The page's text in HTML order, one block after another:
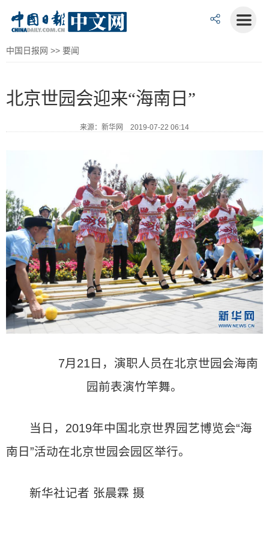
中国日报网 >> 要闻
北京世园会迎来“海南日”
来源：新华网 2019-07-22 06:14
7月21日，演职人员在北京世园会海南
园前表演竹竿舞。
当日，2019年中国北京世界园艺博览会“海
南日”活动在北京世园会园区举行。
新华社记者 张晨霖 摄